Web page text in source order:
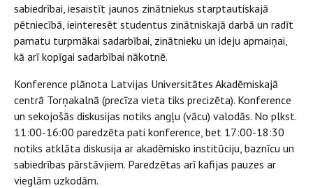
sabiedrībai, iesaistīt jaunos zinātniekus starptautiskajā
pētniecībā, ieinteresēt studentus zinātniskajā darbā un radīt
pamatu turpmākai sadarbībai, zinātnieku un ideju apmaiņai,
kā arī kopīgai sadarbībai nākotnē.
Konference plānota Latvijas Universitātes Akadēmiskajā
centrā Torņakalnā (precīza vieta tiks precizēta). Konference
un sekojošās diskusijas notiks angļu (vācu) valodās. No plkst.
11:00-16:00 paredzēta pati konference, bet 17:00-18:30
notiks atklāta diskusija ar akadēmisko institūciju, baznīcu un
sabiedrības pārstāvjiem. Paredzētas arī kafijas pauzes ar
vieglām uzkodām.